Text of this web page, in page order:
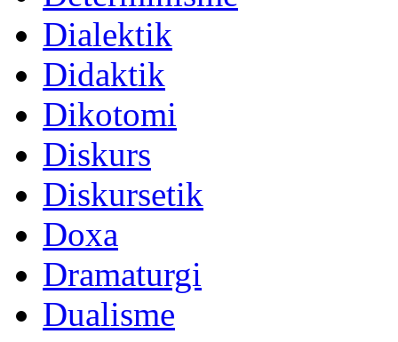
Dialektik
Didaktik
Dikotomi
Diskurs
Diskursetik
Doxa
Dramaturgi
Dualisme